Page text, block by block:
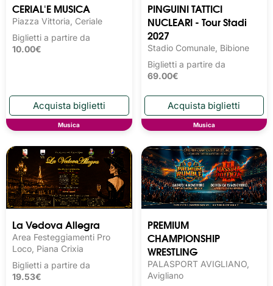
CERIAL'E MUSICA
Piazza Vittoria, Ceriale
Biglietti a partire da
10.00€
Musica
PINGUINI TATTICI
NUCLEARI - Tour Stadi
2027
Stadio Comunale, Bibione
Biglietti a partire da
69.00€
Musica
La Vedova Allegra
Area Festeggiamenti Pro
Loco, Piana Crixia
Biglietti a partire da
19.53€
PREMIUM
CHAMPIONSHIP
WRESTLING
PALASPORT AVIGLIANO,
Avigliano